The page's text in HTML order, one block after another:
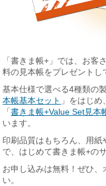
「書きま帳+」では、お客
料の見本帳をプレゼントし
基本仕様で選べる4種類の
本帳基本セット 」をはじめ
「書きま帳+Value Set見本
います。
印刷品質はもちろん、用
で、はじめて書きま帳+の
お申し込みは無料！ぜひ、
い。